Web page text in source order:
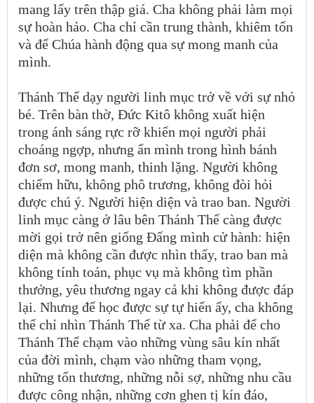
mang lấy trên thập giá. Cha không phải làm mọi
sự hoàn hảo. Cha chỉ cần trung thành, khiêm tốn
và để Chúa hành động qua sự mong manh của
mình.
Thánh Thể dạy người linh mục trở về với sự nhỏ
bé. Trên bàn thờ, Đức Kitô không xuất hiện
trong ánh sáng rực rỡ khiến mọi người phải
choáng ngợp, nhưng ẩn mình trong hình bánh
đơn sơ, mong manh, thinh lặng. Người không
chiếm hữu, không phô trương, không đòi hỏi
được chú ý. Người hiện diện và trao ban. Người
linh mục càng ở lâu bên Thánh Thể càng được
mời gọi trở nên giống Đấng mình cử hành: hiện
diện mà không cần được nhìn thấy, trao ban mà
không tính toán, phục vụ mà không tìm phần
thưởng, yêu thương ngay cả khi không được đáp
lại. Nhưng để học được sự tự hiến ấy, cha không
thể chỉ nhìn Thánh Thể từ xa. Cha phải để cho
Thánh Thể chạm vào những vùng sâu kín nhất
của đời mình, chạm vào những tham vọng,
những tổn thương, những nỗi sợ, những nhu cầu
được công nhận, những cơn ghen tị kín đáo,